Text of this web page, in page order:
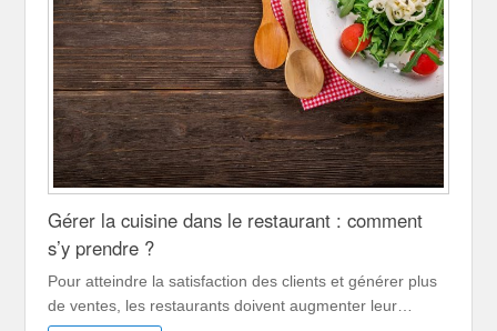
Gérer la cuisine dans le restaurant : comment
s’y prendre ?
Pour atteindre la satisfaction des clients et générer plus
de ventes, les restaurants doivent augmenter leur…